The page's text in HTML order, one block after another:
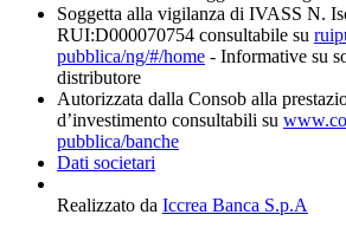
Soggetta alla vigilanza di IVASS N.
RUI:D000070754 consultabile su
pubblica/ng/#/home - Informative su
distributore
Autorizzata dalla Consob alla
d’investimento consultabili su
pubblica/banche
Dati societari
Realizzato da Iccrea Banca S.p.A